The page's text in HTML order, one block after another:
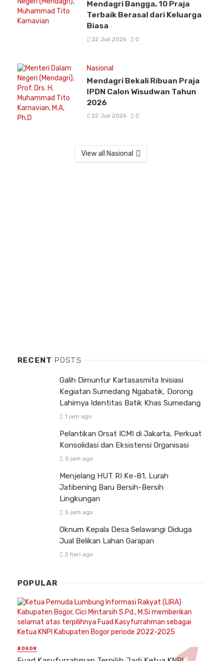
Mendagri Bangga, 10 Praja
Terbaik Berasal dari Keluarga
Biasa
22 Juli 2026 0
Nasional
Mendagri Bekali Ribuan Praja
IPDN Calon Wisudwan Tahun
2026
22 Juli 2026 0
View all Nasional
RECENT POSTS
Galih Dimuntur Kartasasmita Inisiasi
Kegiatan Sumedang Ngabatik, Dorong
Lahirnya Identitas Batik Khas Sumedang
1 jam ago
Pelantikan Orsat ICMI di Jakarta, Perkuat
Konsolidasi dan Eksistensi Organisasi
5 jam ago
Menjelang HUT RI Ke-81, Lurah
Jatibening Baru Bersih-Bersih
Lingkungan
5 jam ago
Oknum Kepala Desa Selawangi Diduga
Jual Belikan Lahan Garapan
2 hari ago
POPULAR
BOGOR